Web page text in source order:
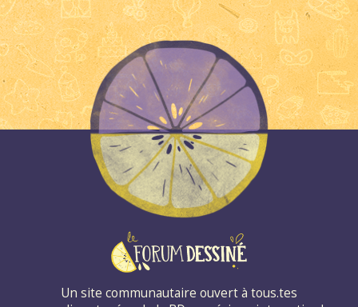
Un site communautaire ouvert à tous.tes